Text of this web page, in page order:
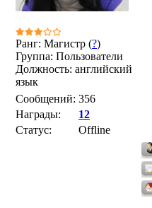
Ранг: Магистр (?)
Группа: Пользователи
Должность: английский
язык
Сообщений: 356
Награды:
12
Статус:
Offline